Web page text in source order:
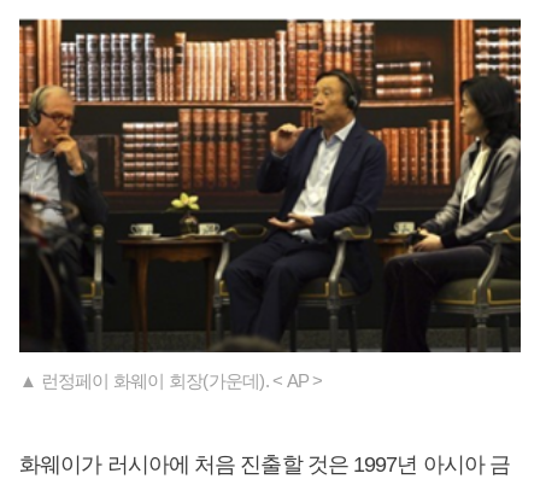
▲ 런정페이 화웨이 회장(가운데). < AP >
화웨이가 러시아에 처음 진출할 것은 1997년 아시아 금